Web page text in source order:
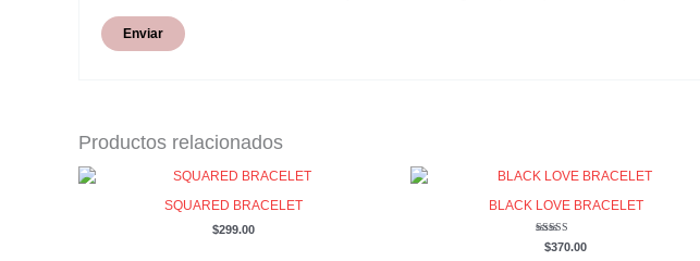
Productos relacionados
SQUARED BRACELET
$299.00
BLACK LOVE BRACELET
Valorado
con
$370.00